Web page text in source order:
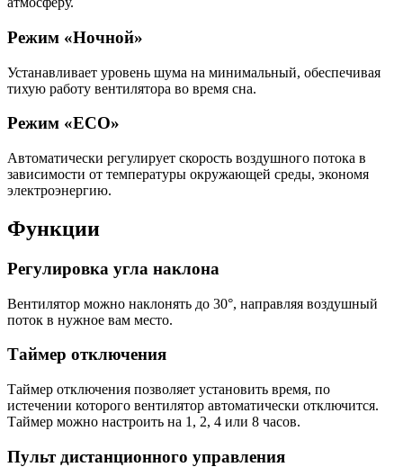
Режим «Ночной»
Устанавливает уровень шума на минимальный, обеспечивая
тихую работу вентилятора во время сна.
Режим «ECO»
Автоматически регулирует скорость воздушного потока в
зависимости от температуры окружающей среды, экономя
электроэнергию.
Функции
Регулировка угла наклона
Вентилятор можно наклонять до 30°, направляя воздушный
поток в нужное вам место.
Таймер отключения
Таймер отключения позволяет установить время, по
истечении которого вентилятор автоматически отключится.
Таймер можно настроить на 1, 2, 4 или 8 часов.
Пульт дистанционного управления